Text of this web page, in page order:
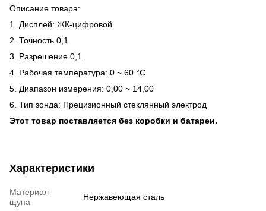
Описание товара:
1. Дисплей: ЖК-цифровой
2. Точность 0,1
3. Разрешение 0,1
4. Рабочая температура: 0 ~ 60 °C
5. Диапазон измерения: 0,00 ~ 14,00
6. Тип зонда: Прецизионный стеклянный электрод
Этот товар поставляется без коробки и батареи.
Характеристики
Материал
щупа
Нержавеющая сталь